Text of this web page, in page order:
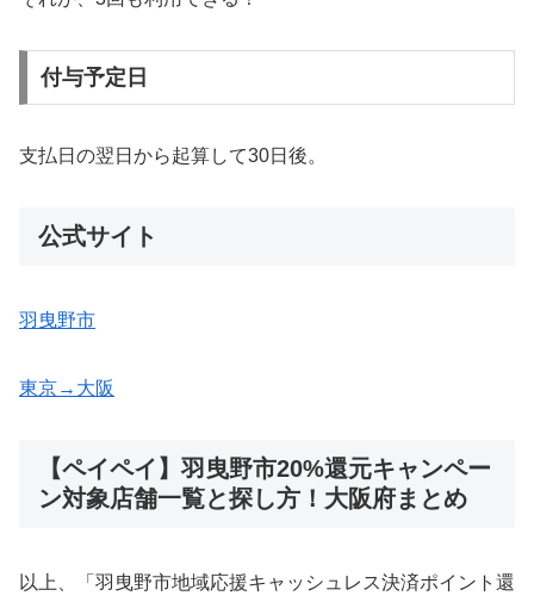
付与予定日
支払日の翌日から起算して30日後。
公式サイト
羽曳野市
東京→大阪
【ペイペイ】羽曳野市20%還元キャンペー
ン対象店舗一覧と探し方！大阪府まとめ
以上、「羽曳野市地域応援キャッシュレス決済ポイント還